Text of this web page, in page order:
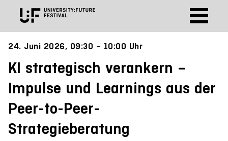
24. Juni 2026, 09:30 – 10:00 Uhr
KI strategisch verankern –
Impulse und Learnings aus der
Peer-to-Peer-
Strategieberatung